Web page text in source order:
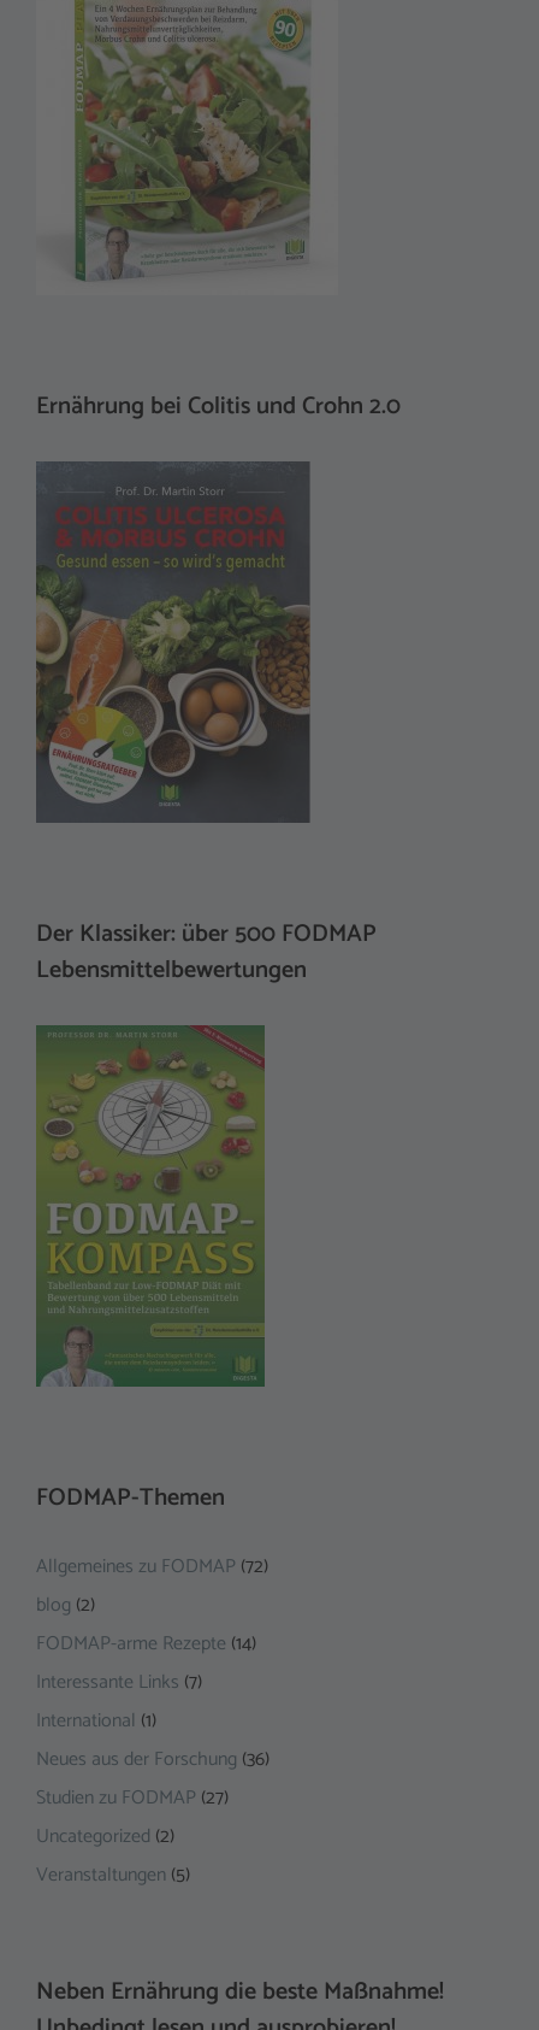
Ernährung bei Colitis und Crohn 2.0
Der Klassiker: über 500 FODMAP
Lebensmittelbewertungen
FODMAP-Themen
Allgemeines zu FODMAP (72)
blog (2)
FODMAP-arme Rezepte (14)
Interessante Links (7)
International (1)
Neues aus der Forschung (36)
Studien zu FODMAP (27)
Uncategorized (2)
Veranstaltungen (5)
Neben Ernährung die beste Maßnahme!